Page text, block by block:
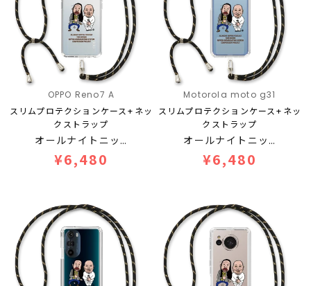
OPPO Reno7 A
スリムプロテクションケース+ネッ
クストラップ
オールナイトニッ…
¥6,480
Motorola moto g31
スリムプロテクションケース+ネッ
クストラップ
オールナイトニッ…
¥6,480